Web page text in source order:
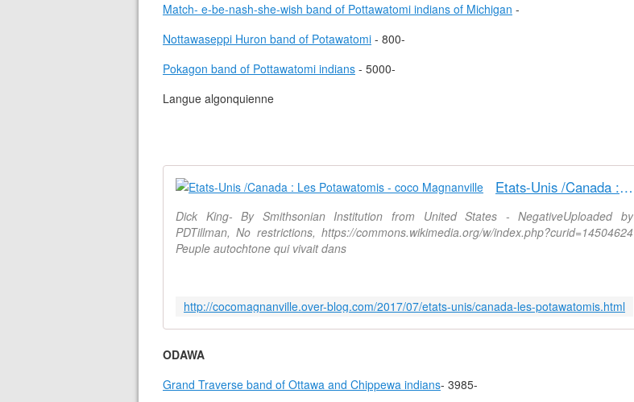
Match- e-be-nash-she-wish band of Pottawatomi indians of Michigan -
Nottawaseppi Huron band of Potawatomi - 800-
Pokagon band of Pottawatomi indians - 5000-
Langue algonquienne
Etats-Unis /Canada : Les Potawatomis - coco Magnanville
Dick King- By Smithsonian Institution from United States - NegativeUploaded by
PDTillman, No restrictions, https://commons.wikimedia.org/w/index.php?curid=14504624
Peuple autochtone qui vivait dans
http://cocomagnanville.over-blog.com/2017/07/etats-unis/canada-les-potawatomis.html
ODAWA
Grand Traverse band of Ottawa and Chippewa indians- 3985-